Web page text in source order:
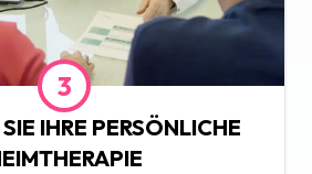
3
IHRE PERSÖNLICHE